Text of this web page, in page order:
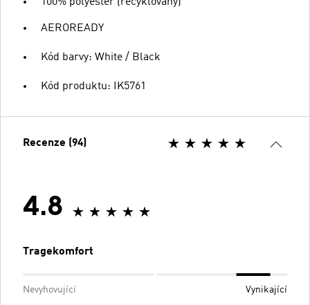
AEROREADY
Kód barvy: White / Black
Kód produktu: IK5761
Recenze (94)
4.8
Tragekomfort
Nevyhovující Vynikající